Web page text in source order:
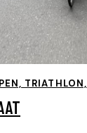
TRIATHLON,